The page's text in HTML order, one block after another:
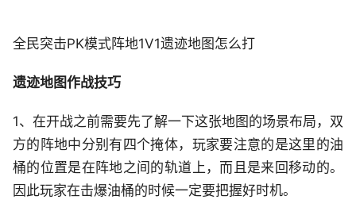
全民突击PK模式阵地1V1遗迹地图怎么打
遗迹地图作战技巧
1、在开战之前需要先了解一下这张地图的场景布局，双
方的阵地中分别有四个掩体，玩家要注意的是这里的油
桶的位置是在阵地之间的轨道上，而且是来回移动的。
因此玩家在击爆油桶的时候一定要把握好时机。